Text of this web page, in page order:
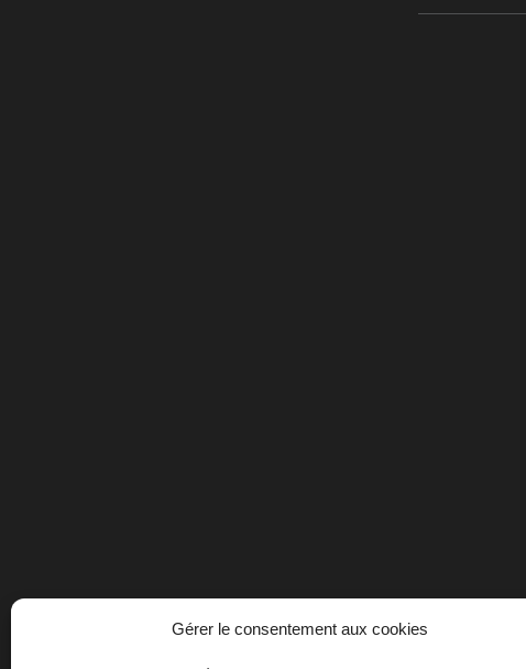
Gérer le consentement aux cookies